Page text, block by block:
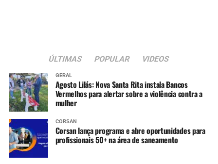
ÚLTIMAS POPULAR VIDEOS
GERAL
Agosto Lilás: Nova Santa Rita instala Bancos
Vermelhos para alertar sobre a violência contra a
mulher
CORSAN
Corsan lança programa e abre oportunidades para
profissionais 50+ na área de saneamento